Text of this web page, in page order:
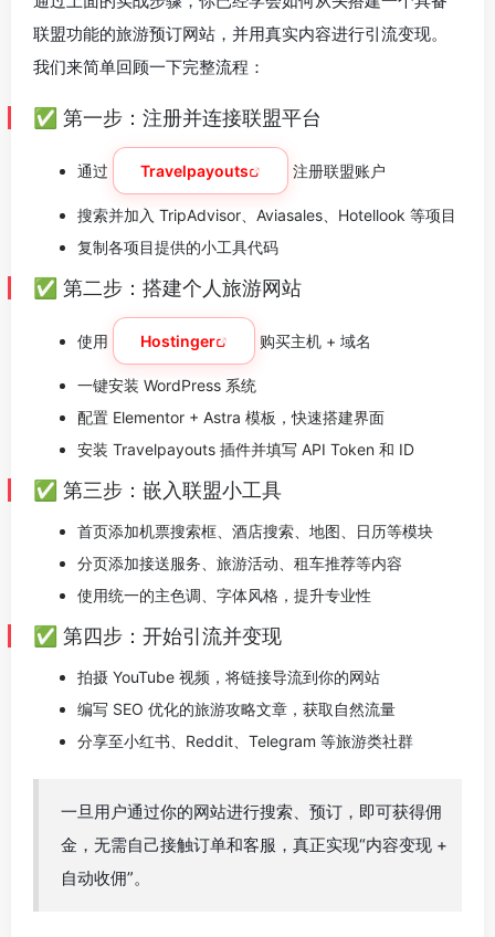
联盟功能的旅游预订网站，并用真实内容进行引流变现。
我们来简单回顾一下完整流程：
✅ 第一步：注册并连接联盟平台
通过 Travelpayouts 注册联盟账户
搜索并加入 TripAdvisor、Aviasales、Hotellook 等项目
复制各项目提供的小工具代码
✅ 第二步：搭建个人旅游网站
使用 Hostinger 购买主机 + 域名
一键安装 WordPress 系统
配置 Elementor + Astra 模板，快速搭建界面
安装 Travelpayouts 插件并填写 API Token 和 ID
✅ 第三步：嵌入联盟小工具
首页添加机票搜索框、酒店搜索、地图、日历等模块
分页添加接送服务、旅游活动、租车推荐等内容
使用统一的主色调、字体风格，提升专业性
✅ 第四步：开始引流并变现
拍摄 YouTube 视频，将链接导流到你的网站
编写 SEO 优化的旅游攻略文章，获取自然流量
分享至小红书、Reddit、Telegram 等旅游类社群
一旦用户通过你的网站进行搜索、预订，即可获得佣
金，无需自己接触订单和客服，真正实现“内容变现 +
自动收佣”。